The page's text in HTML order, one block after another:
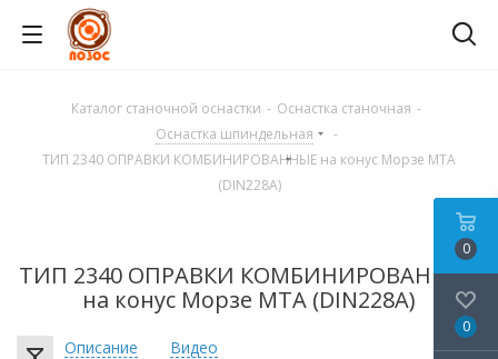
Каталог станочной оснастки - Оснастка станочная -
Оснастка шпиндельная
-
ТИП 2340 ОПРАВКИ КОМБИНИРОВАННЫЕ на конус Морзе MTA
(DIN228A)
ТИП 2340 ОПРАВКИ КОМБИНИРОВАННЫЕ
на конус Морзе MTA (DIN228A)
Описание Видео
0
0